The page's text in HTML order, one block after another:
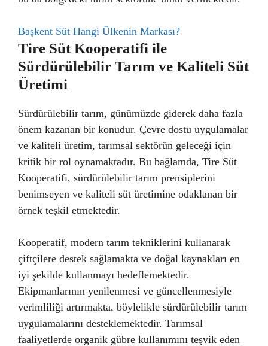
Başkent Süt Hangi Ülkenin Markası?
Tire Süt Kooperatifi ile
Sürdürülebilir Tarım ve Kaliteli Süt
Üretimi
Sürdürülebilir tarım, günümüzde giderek daha fazla
önem kazanan bir konudur. Çevre dostu uygulamalar
ve kaliteli üretim, tarımsal sektörün geleceği için
kritik bir rol oynamaktadır. Bu bağlamda, Tire Süt
Kooperatifi, sürdürülebilir tarım prensiplerini
benimseyen ve kaliteli süt üretimine odaklanan bir
örnek teşkil etmektedir.
Kooperatif, modern tarım tekniklerini kullanarak
çiftçilere destek sağlamakta ve doğal kaynakları en
iyi şekilde kullanmayı hedeflemektedir.
Ekipmanlarının yenilenmesi ve güncellenmesiyle
verimliliği artırmakta, böylelikle sürdürülebilir tarım
uygulamalarını desteklemektedir. Tarımsal
faaliyetlerde organik gübre kullanımını teşvik eden